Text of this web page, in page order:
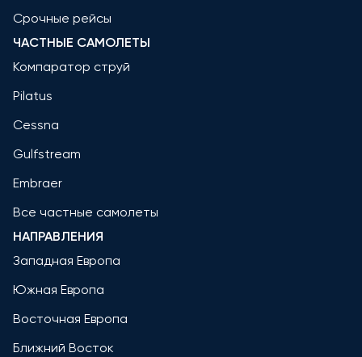
Срочные рейсы
ЧАСТНЫЕ САМОЛЕТЫ
Компаратор струй
Pilatus
Cessna
Gulfstream
Embraer
Все частные самолеты
НАПРАВЛЕНИЯ
Западная Европа
Южная Европа
Восточная Европа
Ближний Восток